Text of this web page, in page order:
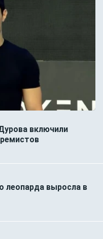
включили
леопарда выросла в